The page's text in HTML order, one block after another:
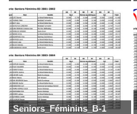
Seniors_Féminins_B-1